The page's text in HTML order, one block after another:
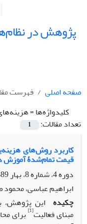
پژوهش در
صفحه اصلی
فهرست
کلیدواژه‌ها =
تعداد مقالات:
1
کاربرد روش‌های
قیمت تمام‌شدۀ آموزش
دوره 4، شماره 8، بهار 1389، صفحه
ابراهیم عباسی،
چکیده این پژوهش،
مبنای فعالیت[1]
برای